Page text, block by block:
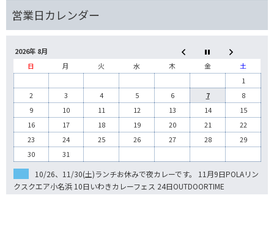
2026年 8月
日
月 火 水 木 金
土
1
2
3 4 5 6 7
8
9
10 11 12 13 14
15
16
17 18 19 20 21
22
23
24 25 26 27 28
29
30
31
10/26、11/30(土)ランチお休みで夜カレーです。 11月9日POLAリン
クスクエア小名浜 10日いわきカレーフェス 24日OUTDOORTIME